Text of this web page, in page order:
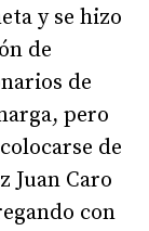
y se hizo
de
de
pero
de
Juan Caro
con